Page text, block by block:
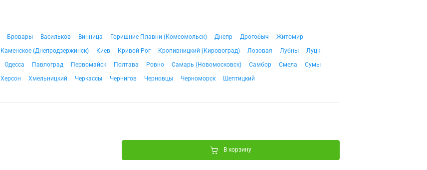
Бровары Васильков Винница Горишние Плавни (Комсомольск) Днепр Дрогобыч
Житомир
Каменское (Днепродзержинск) Киев Кривой Рог Кропивницкий (Кировоград) Лозовая Лубны
Луцк
Одесса Павлоград Первомайск Полтава Ровно Самарь (Новомосковск) Самбор Смела
Сумы
Херсон Хмельницкий Черкассы Чернигов Черновцы Черноморск Шептицкий
В корзину